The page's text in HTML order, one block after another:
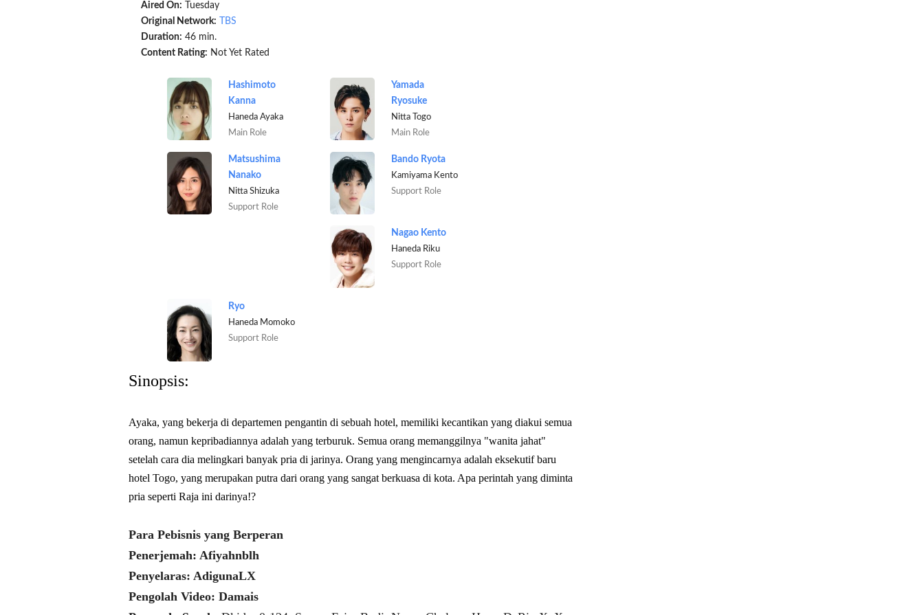
Aired On:
Tuesday
Original Network:
TBS
Duration: 46 min.
Content Rating: Not Yet Rated
Hashimoto
Kanna
Haneda Ayaka
Main Role
Yamada
Ryosuke
Nitta Togo
Main Role
Matsushima
Nanako
Nitta Shizuka
Support Role
Bando Ryota
Kamiyama Kento
Support Role
Nagao Kento
Haneda Riku
Support Role
Ryo
Haneda Momoko
Support Role
Sinopsis:
Ayaka, yang bekerja di departemen pengantin di sebuah hotel, memiliki kecantikan yang diakui semua
orang, namun kepribadiannya adalah yang terburuk. Semua orang memanggilnya "wanita jahat"
setelah cara dia melingkari banyak pria di jarinya. Orang yang mengincarnya adalah eksekutif baru
hotel Togo, yang merupakan putra dari orang yang sangat berkuasa di kota. Apa perintah yang diminta
pria seperti Raja ini darinya!?
Para Pebisnis yang Berperan
Penerjemah: Afiyahnblh
Penyelaras: AdigunaLX
Pengolah Video: Damais